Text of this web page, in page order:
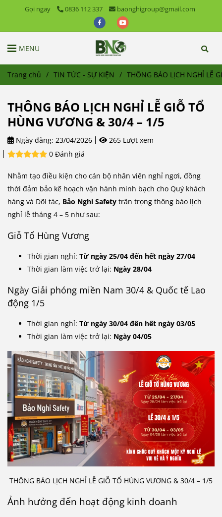
Gọi ngay 0836 112 337 baonghigroup@gmail.com
MENU
Trang chủ / TIN TỨC - SỰ KIỆN / THÔNG BÁO LỊCH NGHỈ LỄ
THÔNG BÁO LỊCH NGHỈ LỄ GIỖ TỔ
HÙNG VƯƠNG & 30/4 – 1/5
Ngày đăng: 23/04/2026
265 Lượt xem
0 Đánh giá
Nhằm tạo điều kiện cho cán bộ nhân viên nghỉ ngơi, đồng
thời đảm bảo kế hoạch vận hành minh bạch cho Quý khách
hàng và Đối tác, Bảo Nghi Safety trân trọng thông báo lịch
nghỉ lễ tháng 4 – 5 như sau:
Giỗ Tổ Hùng Vương
Thời gian nghỉ: Từ ngày 25/04 đến hết ngày 27/04
Thời gian làm việc trở lại: Ngày 28/04
Ngày Giải phóng miền Nam 30/4 & Quốc tế Lao
động 1/5
Thời gian nghỉ: Từ ngày 30/04 đến hết ngày 03/05
Thời gian làm việc trở lại: Ngày 04/05
THÔNG BÁO LỊCH NGHỈ LỄ GIỖ TỔ HÙNG VƯƠNG & 30/4 – 1/5
Ảnh hưởng đến hoạt động kinh doanh